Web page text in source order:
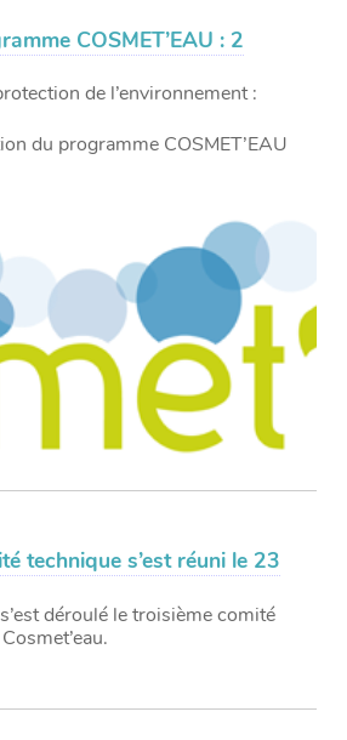
COSMET’EAU : 2
de l’environnement :
du programme COSMET’EAU
technique s’est réuni le 23
déroulé le troisième comité